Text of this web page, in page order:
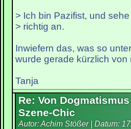
> Ich bin Pazifist, und
> richtig an.
Inwiefern das, was so unter
wurde gerade kürzlich von
Tanja
Re: Von
Szene-Chic
Autor: Achim Stößer | Datum: